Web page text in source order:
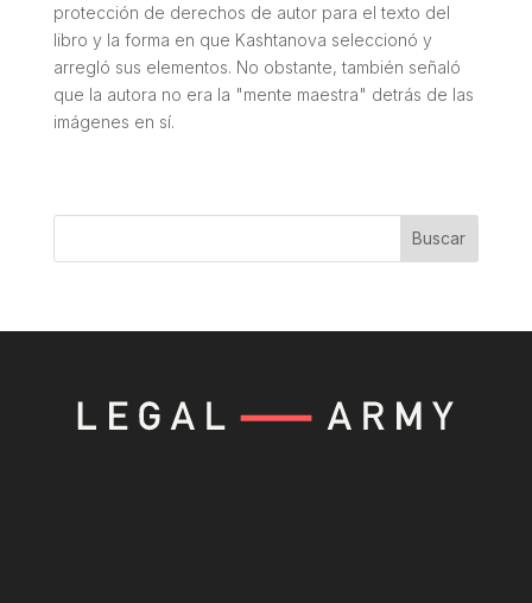
protección de derechos de autor para el texto del
libro y la forma en que Kashtanova seleccionó y
arregló sus elementos. No obstante, también señaló
que la autora no era la "mente maestra" detrás de las
imágenes en sí.
Buscar